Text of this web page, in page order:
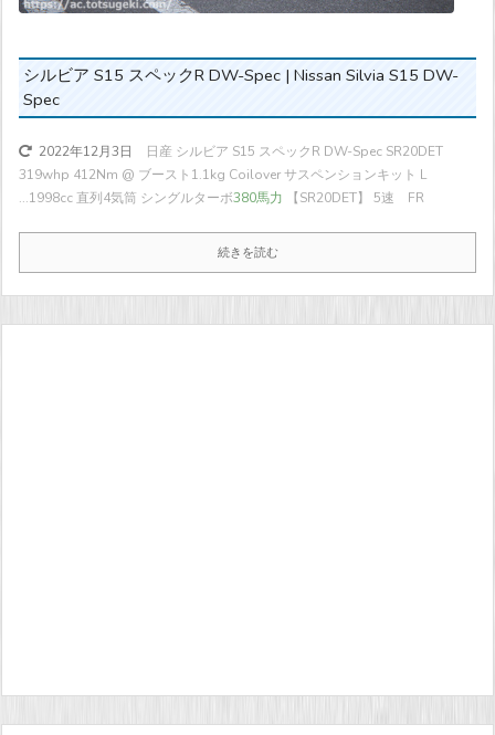
シルビア S15 スペックR DW-Spec | Nissan Silvia S15 DW-
Spec
2022年12月3日
日産 シルビア S15 スペックR DW-Spec SR20DET
319whp 412Nm @ ブースト1.1kg Coilover サスペンションキット L
...1998cc 直列4気筒 シングルターボ380馬力 【SR20DET】 5速 FR
続きを読む